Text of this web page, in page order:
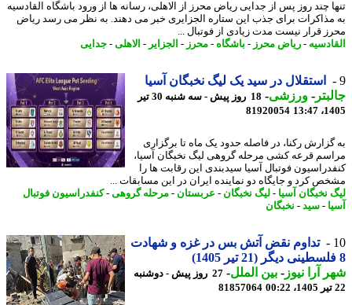
چند روز پس از جدایی ریاض محرز از الاهلی، رسانه ها از ورود باشگاه القادسیه
برای جذب این ستاره الجزایری خبر می دهند. به نظر می رسد ریاض
قرار نیست مدت زیادی از فوتبال ...
-ریاض محرز-باشگاه-محرز-الجزایر- الاهلی-جدایی
استقلال در سید یک لیگ نخبگان آسیا
-ورزشی-
18 روز پیش - سه شنبه 30 تیر
81920054
رکنا، در فاصله حدود یک ماه تا برگزاری
قرعه کشی مرحله گروهی لیگ نخبگان آسیا،
فوتبال آسیا سیدبندی این رقابت ها را
کرد و جایگاه دو نماینده ایران در این مسابقات ...
نخبگان آسیا -لیگ نخبگان-عربستان-مرحله گروهی -کنفدراسیون فوتبال
-سید -نخبگان
تداوم نقض آتش بس در غزه و شهادت
آرا نیوز-بین الملل-
27 روز پیش - دوشنبه
81857064